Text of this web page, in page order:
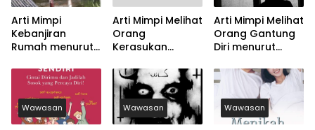
Arti Mimpi
Kebanjiran
Rumah menurut
dan Primbon
Jawa
Arti Mimpi Melihat
Orang
Kerasukan
Psikologi dan
Primbon Jawa
Arti Mimpi Melihat
Orang Gantung
Diri menurut
dan Primbon
Jawa
Wawasan Wawasan Wawasan